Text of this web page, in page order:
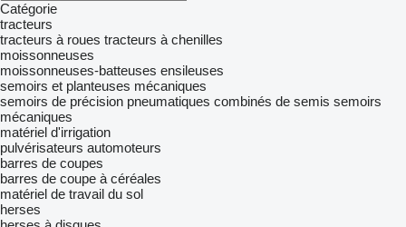
Catégorie
tracteurs
tracteurs à roues tracteurs à chenilles
moissonneuses
moissonneuses-batteuses ensileuses
semoirs et planteuses mécaniques
semoirs de précision pneumatiques combinés de semis semoirs
mécaniques
matériel d'irrigation
pulvérisateurs automoteurs
barres de coupes
barres de coupe à céréales
matériel de travail du sol
herses